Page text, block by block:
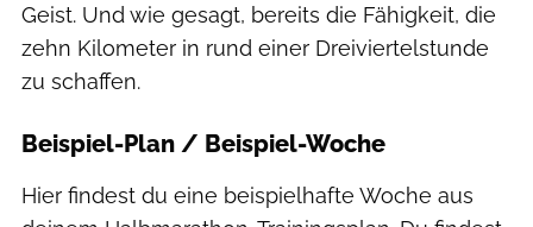
Geist. Und wie gesagt, bereits die Fähigkeit, die
zehn Kilometer in rund einer Dreiviertelstunde
zu schaffen.
Beispiel-Plan / Beispiel-Woche
Hier findest du eine beispielhafte Woche aus